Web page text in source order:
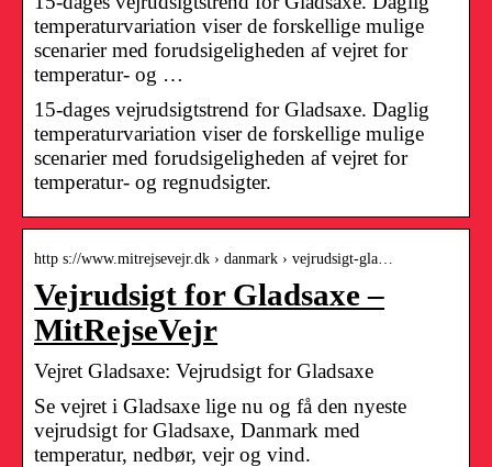
temperaturvariation viser de forskellige mulige
scenarier med forudsigeligheden af vejret for
temperatur- og …
15-dages vejrudsigtstrend for Gladsaxe. Daglig
temperaturvariation viser de forskellige mulige
scenarier med forudsigeligheden af vejret for
temperatur- og regnudsigter.
http s://www.mitrejsevejr.dk › danmark › vejrudsigt-gla…
Vejrudsigt for Gladsaxe –
MitRejseVejr
Vejret Gladsaxe: Vejrudsigt for Gladsaxe
Se vejret i Gladsaxe lige nu og få den nyeste
vejrudsigt for Gladsaxe, Danmark med
temperatur, nedbør, vejr og vind.